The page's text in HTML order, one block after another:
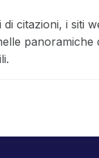
citazioni, i siti
panoramiche